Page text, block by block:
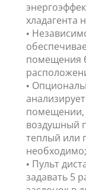
хладагента
•
помещения
•
помещении,
воздушный
теплый или
необходимо;
• Пульт
задавать 5